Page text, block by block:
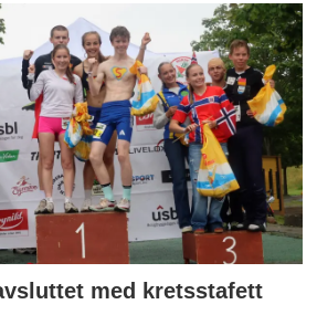
med kretsstafett